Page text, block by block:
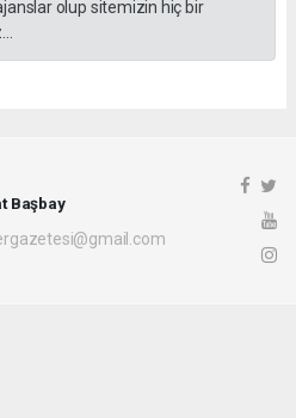
olup sitemizin hiç bir
Başbay